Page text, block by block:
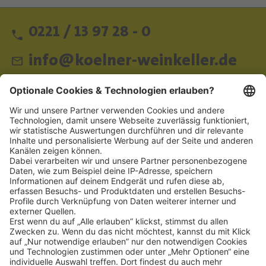
0221 / 13 97 28 - 0
info@koelner-weinkeller.de
Schnellzugriff
ZAHLUNGSMETHODEN
SOCIAL
NEWSLETTER
BESUCHEN SIE UNS